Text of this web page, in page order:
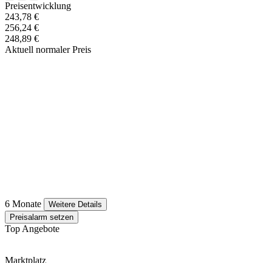
Preisentwicklung
243,78 €
256,24 €
248,89 €
Aktuell normaler Preis
6 Monate
Weitere Details
Preisalarm setzen
Top Angebote
Marktplatz